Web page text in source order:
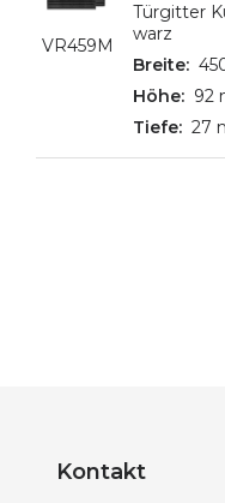
VR459M
Türgitter
warz
92
27
Kontakt